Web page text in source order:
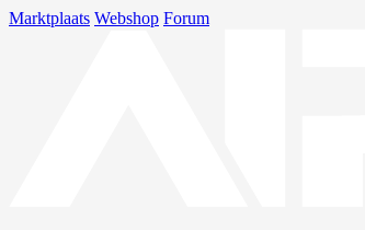
Marktplaats Webshop Forum